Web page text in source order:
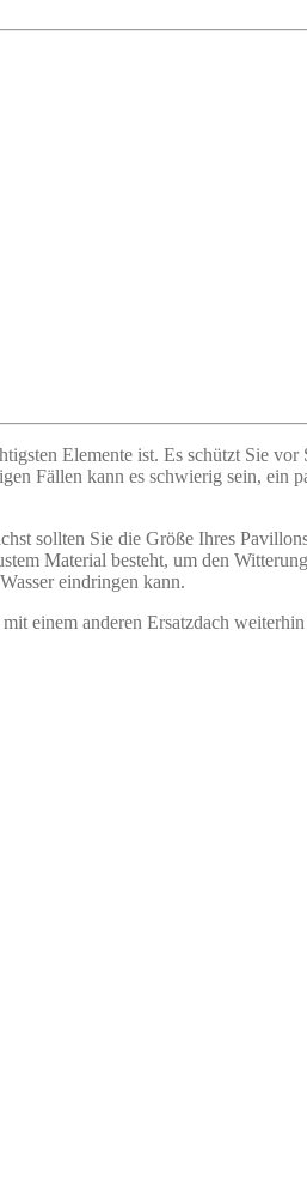
Elemente ist. Es schützt Sie
Fällen kann es schwierig sein, ein
sollten Sie die Größe Ihres
Material besteht, um den
eindringen kann.
einem anderen Ersatzdach